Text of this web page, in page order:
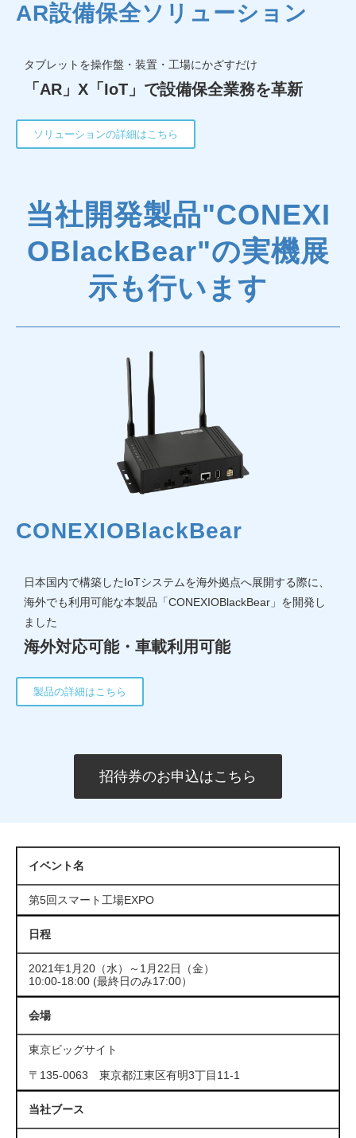
AR設備保全ソリューション
タブレットを操作盤・装置・工場にかざすだけ
「AR」X「IoT」で設備保全業務を革新
ソリューションの詳細はこちら
当社開発製品"CONEXI
OBlackBear"の実機展
示も行います
CONEXIOBlackBear
日本国内で構築したIoTシステムを海外拠点へ展開する際に、
海外でも利用可能な本製品「CONEXIOBlackBear」を開発し
ました
海外対応可能・車載利用可能
製品の詳細はこちら
招待券のお申込はこちら
イベント名
第5回スマート工場EXPO
日程
2021年1月20（水）～1月22日（金）
10:00-18:00 (最終日のみ17:00）
会場
東京ビッグサイト
〒135-0063 東京都江東区有明3丁目11-1
当社ブース